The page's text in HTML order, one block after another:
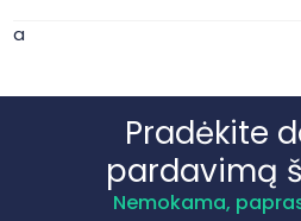
a
Pradėkite
pardavimą
Nemokama,